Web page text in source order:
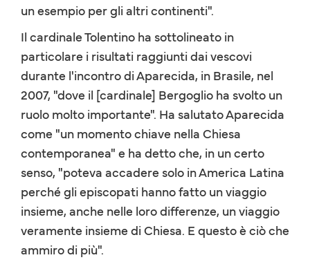
un esempio per gli altri continenti".
Il cardinale Tolentino ha sottolineato in
particolare i risultati raggiunti dai vescovi
durante l'incontro di Aparecida, in Brasile, nel
2007, "dove il [cardinale] Bergoglio ha svolto un
ruolo molto importante". Ha salutato Aparecida
come "un momento chiave nella Chiesa
contemporanea" e ha detto che, in un certo
senso, "poteva accadere solo in America Latina
perché gli episcopati hanno fatto un viaggio
insieme, anche nelle loro differenze, un viaggio
veramente insieme di Chiesa. E questo è ciò che
ammiro di più".